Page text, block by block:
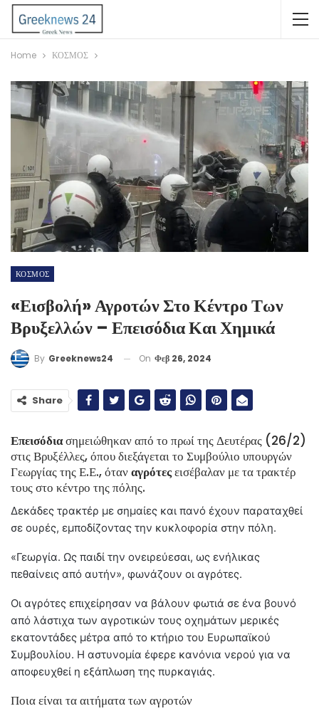
Home ΚΟΣΜΟΣ
ΚΟΣΜΟΣ
«Εισβολή» Αγροτών Στο Κέντρο Των
Βρυξελλών – Επεισόδια Και Χημικά
By Greeknews24 On Φεβ 26, 2024
Share
Επεισόδιασημειώθηκαν από το πρωί της Δευτέρας (26/2)
στις Βρυξέλλες, όπου διεξάγεται το Συμβούλιο υπουργών
Γεωργίας της Ε.Ε., όταναγρότεςεισέβαλαν με τα τρακτέρ
τους στο κέντρο της πόλης.
Δεκάδες τρακτέρ με σημαίες και πανό έχουν παραταχθεί
σε ουρές, εμποδίζοντας την κυκλοφορία στην πόλη.
«Γεωργία. Ως παιδί την ονειρεύεσαι, ως ενήλικας
πεθαίνεις από αυτήν», φωνάζουν οι αγρότες.
Οι αγρότες επιχείρησαν να βάλουν φωτιά σε ένα βουνό
από λάστιχα των αγροτικών τους οχημάτων μερικές
εκατοντάδες μέτρα από το κτήριο του Ευρωπαϊκού
Συμβουλίου. Η αστυνομία έφερε κανόνια νερού για να
αποφευχθεί η εξάπλωση της πυρκαγιάς.
Ποια είναι τα αιτήματα των αγροτών